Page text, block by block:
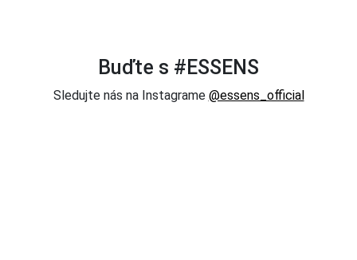
Buďte s #ESSENS
Sledujte nás na Instagrame @essens_official